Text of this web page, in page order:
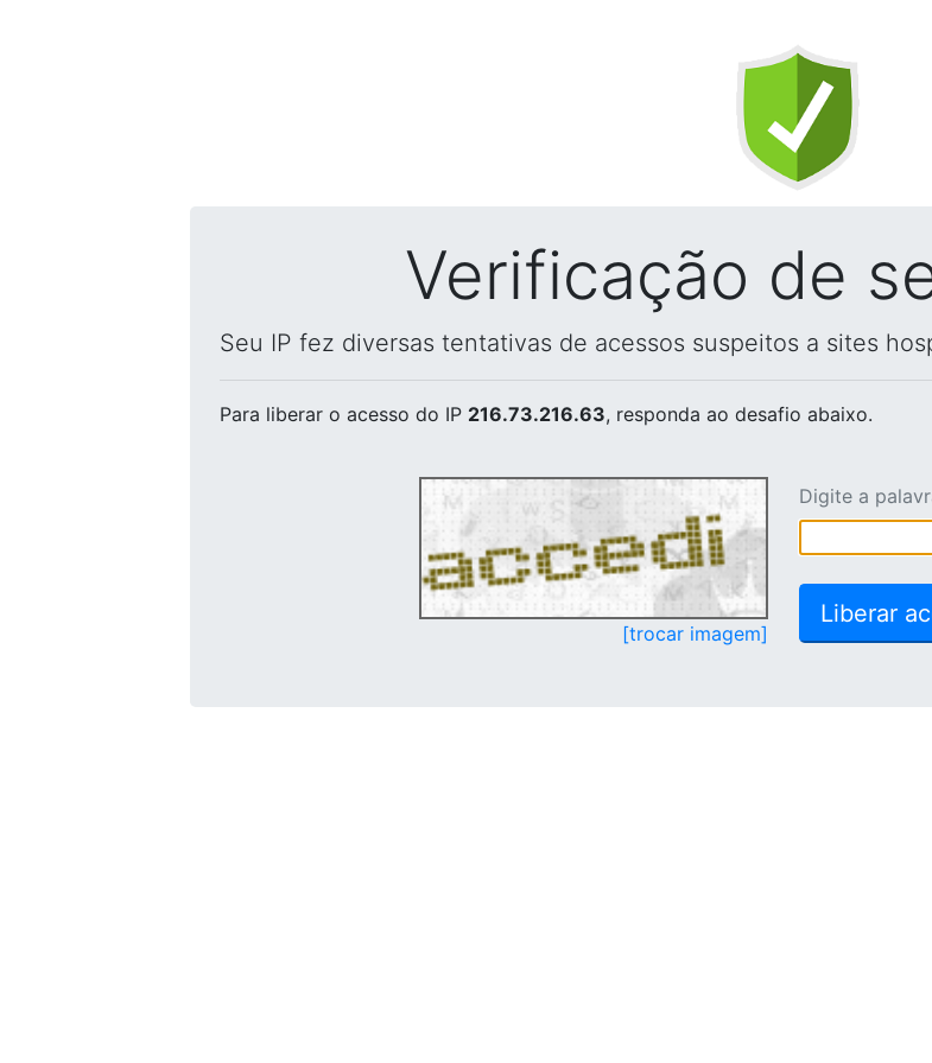
Verificação de
Seu IP fez diversas tentativas de acessos suspeitos a sites
Para liberar o acesso do IP 216.73.216.63, responda ao desafio abaixo.
[trocar imagem]
Digite a